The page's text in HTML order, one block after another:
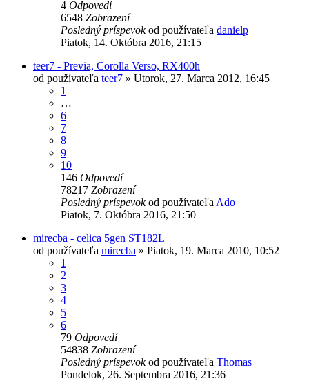
4 Odpovedí
6548 Zobrazení
Posledný príspevokod používateľa danielp
Piatok, 14. Októbra 2016, 21:15
teer7 - Previa, Corolla Verso, RX400h
od používateľa teer7 » Utorok, 27. Marca 2012, 16:45
1
…
6
7
8
9
10
146 Odpovedí
78217 Zobrazení
Posledný príspevokod používateľa Ado
Piatok, 7. Októbra 2016, 21:50
mirecba - celica 5gen ST182L
od používateľa mirecba » Piatok, 19. Marca 2010, 10:52
1
2
3
4
5
6
79 Odpovedí
54838 Zobrazení
Posledný príspevokod používateľa Thomas
Pondelok, 26. Septembra 2016, 21:36